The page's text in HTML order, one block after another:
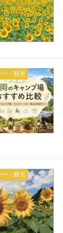
ー・観光
ー・観光